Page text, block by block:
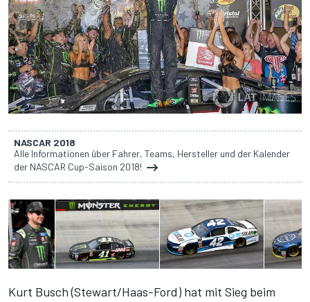
NASCAR 2018
Alle Informationen über Fahrer, Teams, Hersteller und der Kalender
der NASCAR Cup-Saison 2018!
Kurt Busch (Stewart/Haas-Ford) hat mit Sieg beim